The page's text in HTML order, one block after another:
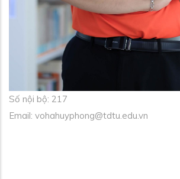
Số nội bộ: 217
Email: vohahuyphong@tdtu.edu.vn